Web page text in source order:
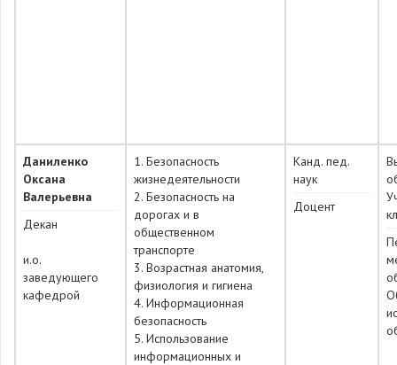
Даниленко
Оксана
Валерьевна
Декан
и.о.
заведующего
кафедрой
1. Безопасность
жизнедеятельности
2. Безопасность на
дорогах и в
общественном
транспорте
3. Возрастная анатомия,
физиология и гигиена
4. Информационная
безопасность
5. Использование
информационных и
Канд. пед.
наук
Доцент